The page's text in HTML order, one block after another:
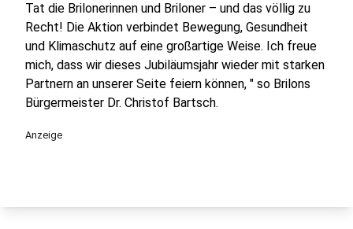
Tat die Brilonerinnen und Briloner – und das völlig zu
Recht! Die Aktion verbindet Bewegung, Gesundheit
und Klimaschutz auf eine großartige Weise. Ich freue
mich, dass wir dieses Jubiläumsjahr wieder mit starken
Partnern an unserer Seite feiern können, " so Brilons
Bürgermeister Dr. Christof Bartsch.
Anzeige